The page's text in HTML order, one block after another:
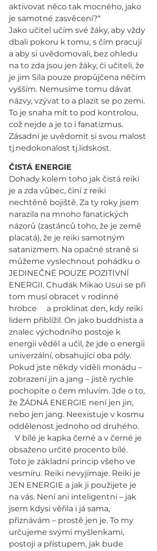
aktivovat něco tak mocného, jako
je samotné zasvěcení?“
Jako učitel učím své žáky, aby vždy
dbali pokoru k tomu, s čím pracují
a aby si uvědomovali, bez ohledu
na to zda jsou jen žáky, či učiteli, že
je jim Síla pouze propůjčena něčím
vyšším. Nemusíme tomu dávat
názvy, vzývat to a plazit se po zemi.
To je snaha mít to pod kontrolou,
což nejde a je to i fanatizmus.
Zásadní je uvědomit si svou malost
tj.nedokonalost tj.lidskost.
ČISTÁ ENERGIE
Dohady kolem toho jak čistá reiki
je a zda vůbec, činí z reiki
nechtěně bojiště. Za ty roky jsem
narazila na mnoho fanatických
názorů (zastánců toho, že je země
placatá), že je reiki samotným
satanizmem. Na opačné straně si
můžeme vyslechnout pohádku o
JEDINEČNÉ POUZE POZITIVNÍ
ENERGII. Chudák Mikao Usui se při
tom musí obracet v rodinné
hrobce     a proklínat den, kdy reiki
lidem přiblížil. On jako buddhista a
znalec východního postoje k
energii věděl a učil, že jde o energii
univerzální, obsahující oba póly.
Pokud jste někdy viděli monádu –
zobrazení jin a jang – jistě rychle
pochopíte o čem mluvím. Jde o to,
že ŽÁDNÁ ENERGIE není jen jin,
nebo jen jang. Neexistuje v kosmu
oddělenost jednoho od druhého.
   V bílé je kapka černé a v černé je
obsaženo určité procento bílé.
Toto je základní princip všeho ve
vesmíru. Reiki nevyjímaje. Reiki je
JEN ENERGIE a jak ji použijete je
na vás. Není ani inteligentní – jak
jsem kdysi věřila i já sama,
přiznávám – prostě jen je. To my
určujeme svými myšlenkami,
postoji a přístupem, jak bude